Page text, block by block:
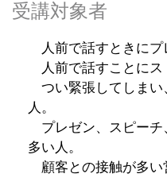
受講対象者
人前で話すときにプ
人前で話すことにス
つい緊張してしまい
人。
プレゼン、スピーチ
多い人。
顧客との接触が多い